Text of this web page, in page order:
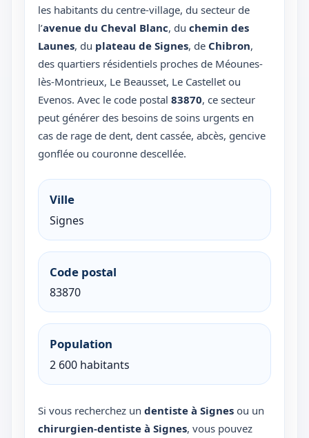
les habitants du centre-village, du secteur de
l’avenue du Cheval Blanc, duchemin des
Launes, du plateau de Signes, de Chibron,
des quartiers résidentiels proches de Méounes-
lès-Montrieux, Le Beausset, Le Castellet ou
Evenos. Avec le code postal83870, ce secteur
peut générer des besoins de soins urgents en
cas de rage de dent, dent cassée, abcès, gencive
gonflée ou couronne descellée.
Ville
Signes
Code postal
83870
Population
2 600 habitants
Si vous recherchez undentiste à Signes ou un
chirurgien-dentiste à Signes, vous pouvez